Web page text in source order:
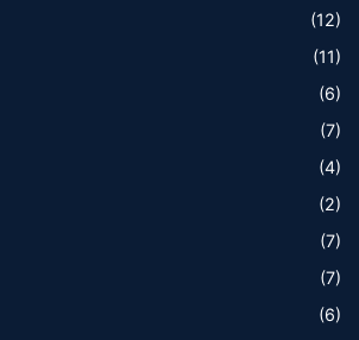
(12)
(11)
(6)
(7)
(4)
(2)
(7)
(7)
(6)